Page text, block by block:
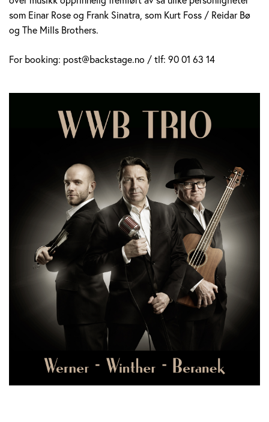
som Einar Rose og Frank Sinatra, som Kurt Foss / Reidar Bø
og The Mills Brothers.
For booking: post@backstage.no / tlf: 90 01 63 14